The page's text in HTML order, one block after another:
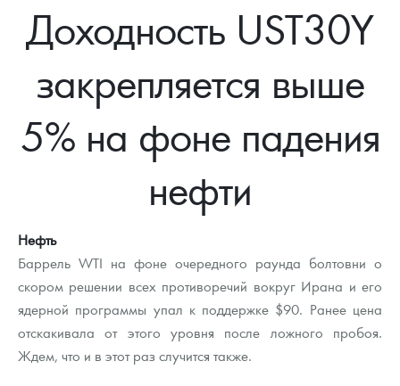
Инвестиционные монеты
Монеты Царской России
Монеты стран мира после 1950г
Георгий Победоносец
Аксессуары
Гарри Поттер
Год Лошади
Как сделать заказ
Гарантии
Памятка для работы с монетами из драгметаллов
Условия возврата
Монеты
Доставка
Информация
Аналитика и события
Итоги 2025 года. Прогноз курсов золота, серебра, платины на
Котировки
Скупка слитков
Наши преимущества
Письмо директору
Пресс-служба
Доходность UST30Y
закрепляется выше
5% на фоне падения
нефти
Нефть
Баррель WTI на фоне очередного раунда болтовни о
скором решении всех противоречий вокруг Ирана и его
ядерной программы упал к поддержке $90. Ранее цена
отскакивала от этого уровня после ложного пробоя.
Ждем, что и в этот раз случится также.